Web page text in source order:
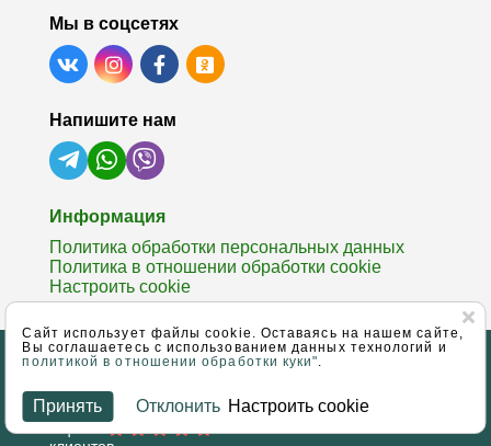
Cайт использует файлы cookie. Оставаясь на нашем сайте,
Вы соглашаетесь с использованием данных технологий и
политикой в отношении обработки куки".
Принять Отклонить Настроить cookie
Мы в соцсетях
Напишите нам
Информация
Политика обработки персональных данных
Политика в отношении обработки cookie
Настроить cookie
© 2006 - 2026 Агентство недвижимости ЧУП «Гарант
успеха»
Специальное разрешение (лицензия) выдана
Министерством юстиции РБ №02240/137
Оценка